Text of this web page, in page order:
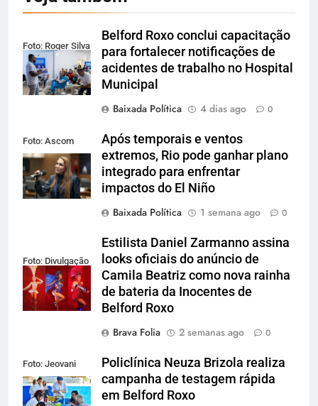
Foto: Roger Silva
Belford Roxo conclui capacitação
para fortalecer notificações de
acidentes de trabalho no Hospital
Municipal
Baixada Política
4 dias ago 0
Foto: Ascom
Alerj
Após temporais e ventos
extremos, Rio pode ganhar plano
integrado para enfrentar
impactos do El Niño
Baixada Política
1 semana ago 0
Foto: Divulgação
Estilista Daniel Zarmanno assina
looks oficiais do anúncio de
Camila Beatriz como nova rainha
de bateria da Inocentes de
Belford Roxo
Brava Folia
2 semanas ago 0
Foto: Jeovani
Campos / PMBR
Policlínica Neuza Brizola realiza
campanha de testagem rápida
em Belford Roxo